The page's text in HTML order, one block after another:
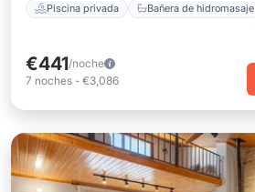
Piscina privada Bañera de hidromasaje
€441/noche
7 noches - €3,086